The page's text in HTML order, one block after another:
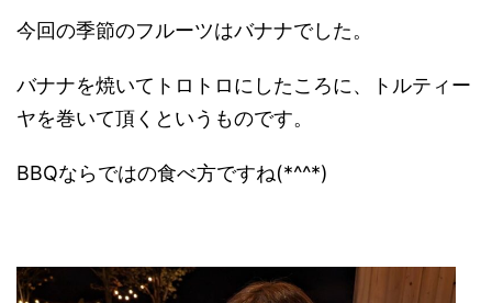
今回の季節のフルーツはバナナでした。
バナナを焼いてトロトロにしたころに、トルティー
ヤを巻いて頂くというものです。
BBQならではの食べ方ですね(*^^*)